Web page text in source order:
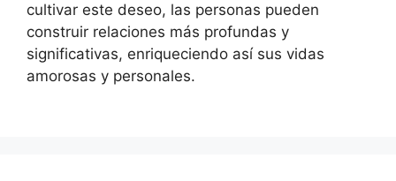
cultivar este deseo, las personas pueden
construir relaciones más profundas y
significativas, enriqueciendo así sus vidas
amorosas y personales.